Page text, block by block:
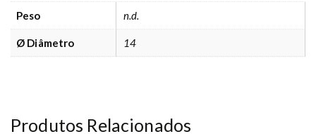
Peso n.d.
Ø Diâmetro 14
Produtos Relacionados